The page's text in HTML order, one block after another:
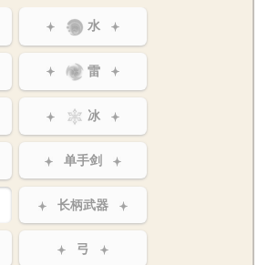
水
雷
冰
单手剑
长柄武器
弓